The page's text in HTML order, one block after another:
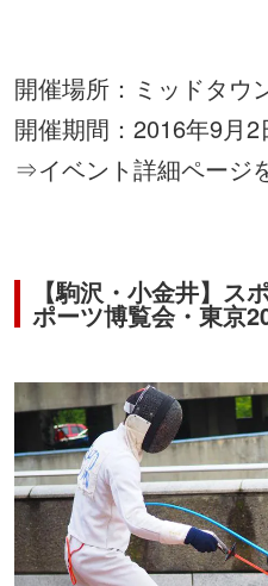
開催場所：ミッドタウ
開催期間：2016年9月
⇒イベント詳細ページ
【駒沢・小金井】ス
ポーツ博覧会・東京